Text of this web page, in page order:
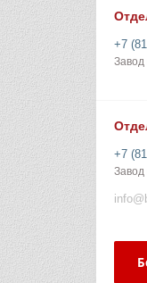
+7
+7